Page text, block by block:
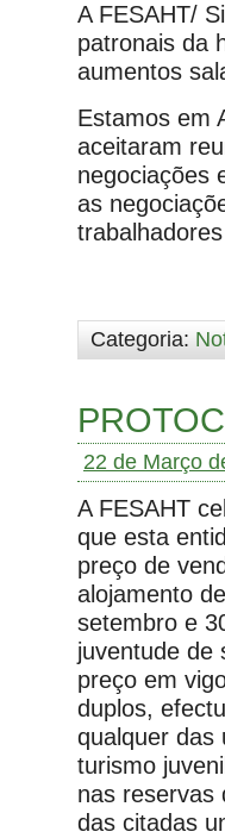
A FESAHT/
patronais da
aumentos
Estamos em
aceitaram
negociações
as
Categoria:
22 de Março
A FESAHT
que esta
preço de
alojamento
setembro e
juventude de
preço em
duplos,
qualquer das
turismo
nas reservas
das citadas